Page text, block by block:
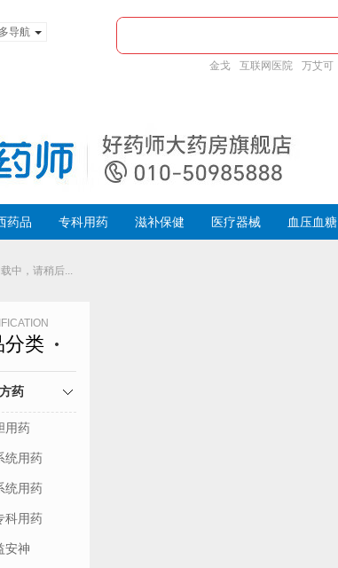
导航
金戈 互联网医院 万艾可
药品 专科用药 滋补保健 医疗器械 血压血糖
中，请稍后...
分类
药
用药
统用药
统用药
科用药
安神